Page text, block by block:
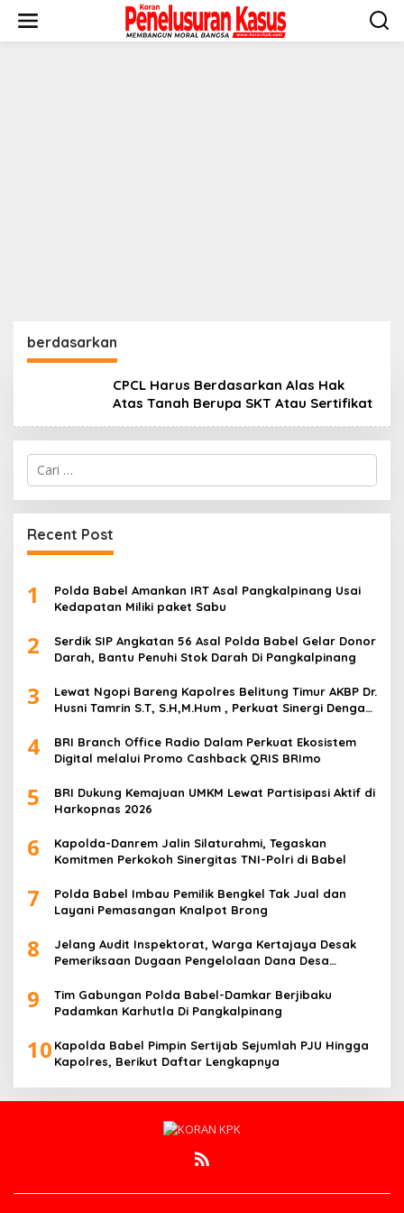
konten
berdasarkan
CPCL Harus Berdasarkan Alas Hak
Atas Tanah Berupa SKT Atau Sertifikat
Cari
untuk:
Recent Post
1
Polda Babel Amankan IRT Asal Pangkalpinang Usai
Kedapatan Miliki paket Sabu
2
Serdik SIP Angkatan 56 Asal Polda Babel Gelar Donor
Darah, Bantu Penuhi Stok Darah Di Pangkalpinang
3
Lewat Ngopi Bareng Kapolres Belitung Timur AKBP Dr.
Husni Tamrin S.T, S.H,M.Hum , Perkuat Sinergi Dengan
4
BRI Branch Office Radio Dalam Perkuat Ekosistem
Digital melalui Promo Cashback QRIS BRImo
5
BRI Dukung Kemajuan UMKM Lewat Partisipasi Aktif di
Harkopnas 2026
6
Kapolda-Danrem Jalin Silaturahmi, Tegaskan
Komitmen Perkokoh Sinergitas TNI-Polri di Babel
7
Polda Babel Imbau Pemilik Bengkel Tak Jual dan
Layani Pemasangan Knalpot Brong
8
Jelang Audit Inspektorat, Warga Kertajaya Desak
Pemeriksaan Dugaan Pengelolaan Dana Desa
9
Tim Gabungan Polda Babel-Damkar Berjibaku
Padamkan Karhutla Di Pangkalpinang
10 Kapolda Babel Pimpin Sertijab Sejumlah PJU Hingga
Kapolres, Berikut Daftar Lengkapnya